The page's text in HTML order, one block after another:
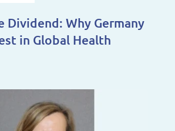
Dividend: Why Germany
in Global Health